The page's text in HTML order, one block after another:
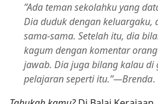
”Ada teman sekolahku yang
Dia duduk dengan keluargaku,
sama-sama. Setelah itu, dia
kagum dengan komentar
jawab. Dia juga bilang kalau di
pelajaran seperti itu.”​—Brenda.